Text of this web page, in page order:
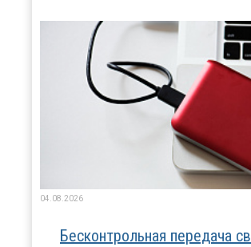
04.08.2026
Бесконтрольная передача